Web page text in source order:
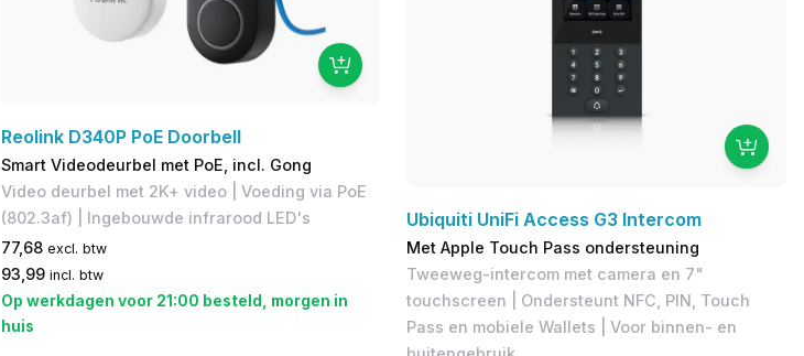
Reolink D340P PoE Doorbell
Smart Videodeurbel met PoE, incl. Gong
Video deurbel met 2K+ video | Voeding via PoE
(802.3af) | Ingebouwde infrarood LED's
77,68 excl. btw
93,99 incl. btw
Op werkdagen voor 21:00 besteld, morgen in
huis
Ubiquiti UniFi Access G3 Intercom
Met Apple Touch Pass ondersteuning
Tweeweg-intercom met camera en 7"
touchscreen | Ondersteunt NFC, PIN, Touch
Pass en mobiele Wallets | Voor binnen- en